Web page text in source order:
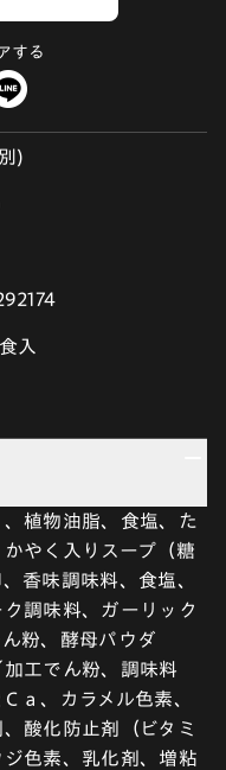
する
)
入
植物油脂、食塩、た
やく入りスープ（糖
香味調味料、食塩、
調味料、ガーリック
粉、酵母パウダ
工でん粉、調味料
ａ、カラメル色素、
酸化防止剤（ビタミ
色素、乳化剤、増粘